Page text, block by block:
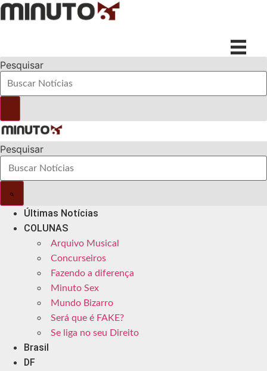
Ir
para
Pesquisar
Pesquisar
Últimas Notícias
COLUNAS
Arquivo Musical
Concurseiros
Fazendo a diferença
Minuto Sex
Mundo Bizarro
Será que é FAKE?
Se liga no seu Direito
Brasil
DF